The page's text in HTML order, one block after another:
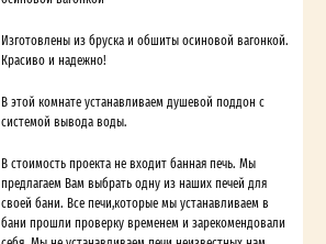
Изготовлены из бруска и обшиты осиновой вагонкой.
Красиво и надежно!
В этой комнате устанавливаем душевой поддон с
системой вывода воды.
В стоимость проекта не входит банная печь. Мы
предлагаем Вам выбрать одну из наших печей для
своей бани. Все печи,которые мы устанавливаем в
бани прошли проверку временем и зарекомендовали